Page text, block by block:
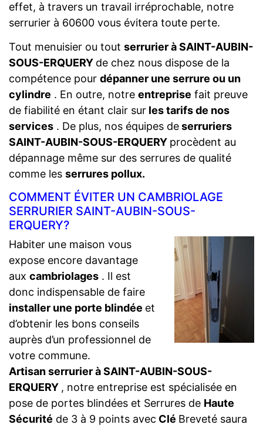
effet, à travers un travail irréprochable, notre
serrurier à 60600 vous évitera toute perte.
Tout menuisier ou tout serrurier à SAINT-AUBIN-
SOUS-ERQUERY de chez nous dispose de la
compétence pour dépanner une serrure ou un
cylindre . En outre, notre entreprise fait preuve
de fiabilité en étant clair sur les tarifs de nos
services . De plus, nos équipes deserruriers
SAINT-AUBIN-SOUS-ERQUERY procèdent au
dépannage même sur des serrures de qualité
comme les serrures pollux.
COMMENT ÉVITER UN CAMBRIOLAGE
SERRURIER SAINT-AUBIN-SOUS-
ERQUERY?
Habiter une maison vous
expose encore davantage
aux cambriolages . Il est
donc indispensable de faire
installer une porte blindée et
d’obtenir les bons conseils
auprès d’un professionnel de
votre commune.
Artisan serrurier à SAINT-AUBIN-SOUS-
ERQUERY , notre entreprise est spécialisée en
pose de portes blindées et Serrures de Haute
Sécurité de 3 à 9 points avec Clé Breveté saura